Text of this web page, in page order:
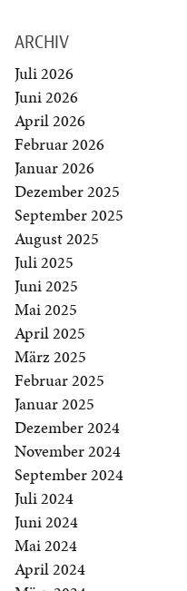
ARCHIV
Juli 2026
Juni 2026
April 2026
Februar 2026
Januar 2026
Dezember 2025
September 2025
August 2025
Juli 2025
Juni 2025
Mai 2025
April 2025
März 2025
Februar 2025
Januar 2025
Dezember 2024
November 2024
September 2024
Juli 2024
Juni 2024
Mai 2024
April 2024